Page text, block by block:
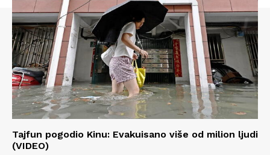
Tajfun pogodio Kinu: Evakuisano više od milion ljudi
(VIDEO)